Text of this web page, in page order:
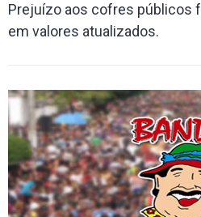
Prejuízo aos cofres públicos
em valores atualizados.